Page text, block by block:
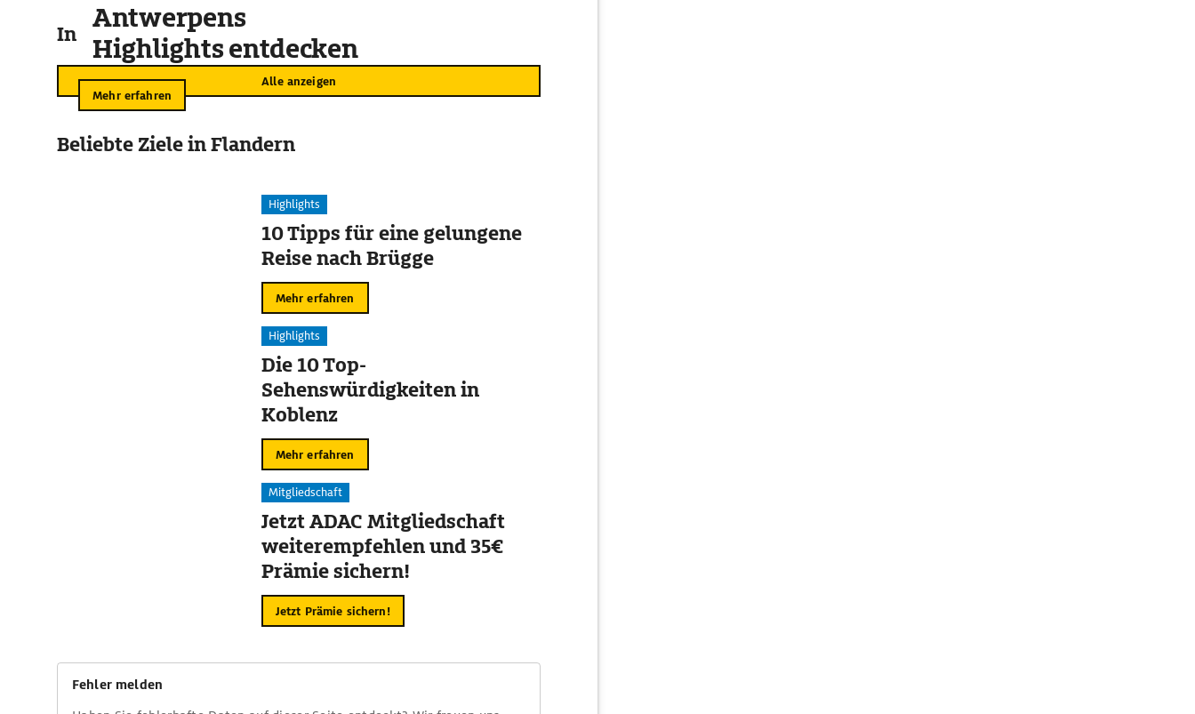
In der Umgebung
Alle anzeigen
Antwerpens
Highlights entdecken
Mehr erfahren
Beliebte Ziele in Flandern
Highlights
10 Tipps für eine gelungene
Reise nach Brügge
Mehr erfahren
Highlights
Die 10 Top-
Sehenswürdigkeiten in
Koblenz
Mehr erfahren
Mitgliedschaft
Jetzt ADAC Mitgliedschaft
weiterempfehlen und 35€
Prämie sichern!
Jetzt Prämie sichern!
Fehler melden